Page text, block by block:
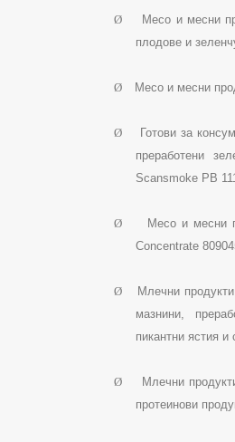
Ø Месо и месни
плодове и
Ø Месо и месни
Ø Готови за
преработени
Scansmoke PB
Ø Месо и месни
Concentrate
Ø Млечни
мазнини,
пикантни ястия
Ø Млечни
протеинови